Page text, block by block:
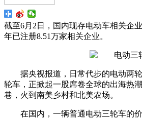
截至6月2日，国内现存电动车相关企
年已注册8.51万家相关企业。
据央视报道，日常代步的电动两
轮车，正掀起一股席卷全球的出海热
巷，火到南美乡村和北美农场。
在国内，一辆普通电动三轮车的